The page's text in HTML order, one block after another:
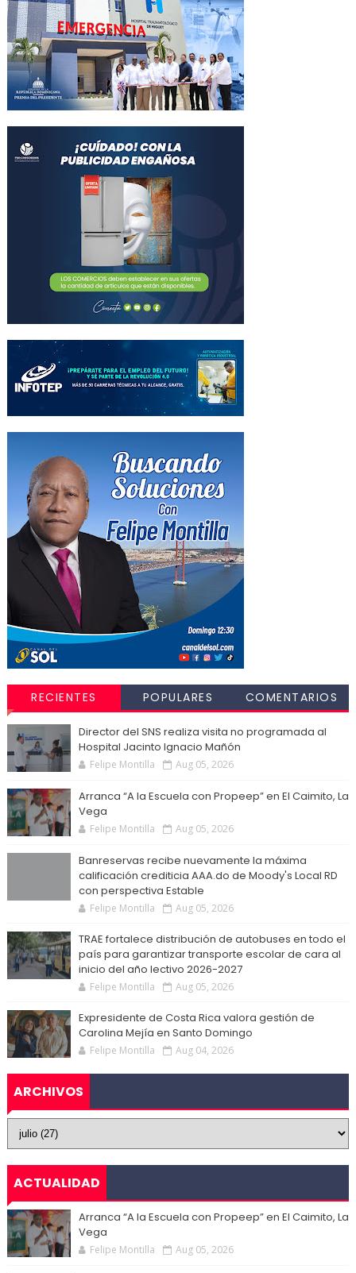
RECIENTES POPULARES COMENTARIOS
Director del SNS realiza visita no programada al
Hospital Jacinto Ignacio Mañón
Felipe Montilla Aug 05, 2026
Arranca “A la Escuela con Propeep” en El Caimito, La
Vega
Felipe Montilla Aug 05, 2026
Banreservas recibe nuevamente la máxima
calificación crediticia AAA.do de Moody's Local RD
con perspectiva Estable
Felipe Montilla Aug 05, 2026
TRAE fortalece distribución de autobuses en todo el
país para garantizar transporte escolar de cara al
inicio del año lectivo 2026-2027
Felipe Montilla Aug 05, 2026
Expresidente de Costa Rica valora gestión de
Carolina Mejía en Santo Domingo
Felipe Montilla Aug 04, 2026
ARCHIVOS
ACTUALIDAD
Arranca “A la Escuela con Propeep” en El Caimito, La
Vega
Felipe Montilla Aug 05, 2026